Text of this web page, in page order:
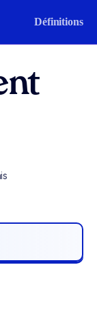
Définitions